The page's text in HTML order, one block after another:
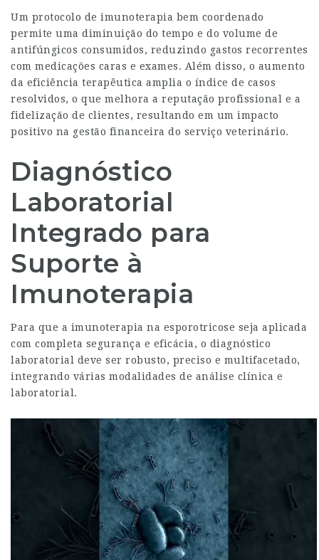
Um protocolo de imunoterapia bem coordenado
permite uma diminuição do tempo e do volume de
antifúngicos consumidos, reduzindo gastos recorrentes
com medicações caras e exames. Além disso, o aumento
da eficiência terapêutica amplia o índice de casos
resolvidos, o que melhora a reputação profissional e a
fidelização de clientes, resultando em um impacto
positivo na gestão financeira do serviço veterinário.
Diagnóstico
Laboratorial
Integrado para
Suporte à
Imunoterapia
Para que a imunoterapia na esporotricose seja aplicada
com completa segurança e eficácia, o diagnóstico
laboratorial deve ser robusto, preciso e multifacetado,
integrando várias modalidades de análise clínica e
laboratorial.